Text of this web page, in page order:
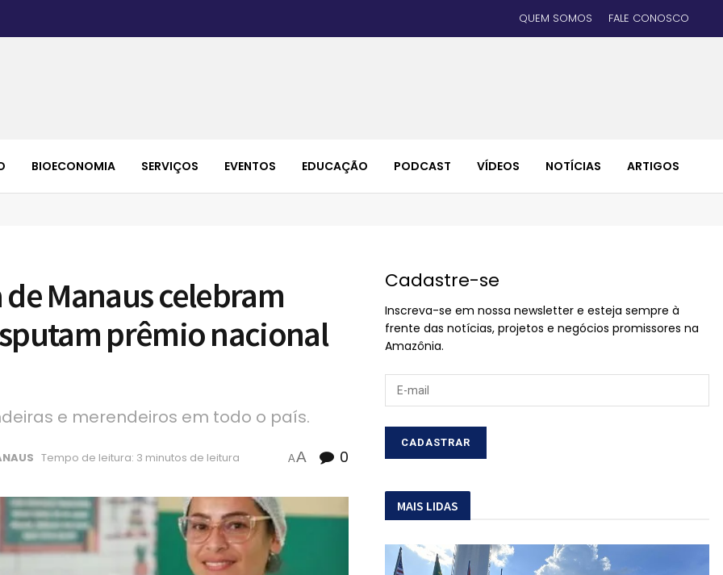
QUEM SOMOS FALE CONOSCO
BIOECONOMIA SERVIÇOS EVENTOS EDUCAÇÃO PODCAST VÍDEOS NOTÍCIAS ARTIGOS
Manaus celebram
prêmio nacional
e merendeiros em todo o país.
Tempo de leitura: 3 minutos de leitura AA 0
Cadastre-se
Inscreva-se em nossa newsletter e esteja sempre à
frente das notícias, projetos e negócios promissores na
Amazônia.
MAIS LIDAS